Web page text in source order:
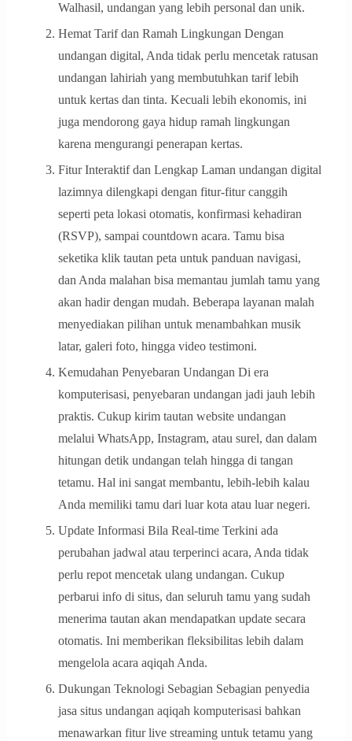
Walhasil, undangan yang lebih personal dan unik.
Hemat Tarif dan Ramah Lingkungan Dengan
undangan digital, Anda tidak perlu mencetak ratusan
undangan lahiriah yang membutuhkan tarif lebih
untuk kertas dan tinta. Kecuali lebih ekonomis, ini
juga mendorong gaya hidup ramah lingkungan
karena mengurangi penerapan kertas.
Fitur Interaktif dan Lengkap Laman undangan digital
lazimnya dilengkapi dengan fitur-fitur canggih
seperti peta lokasi otomatis, konfirmasi kehadiran
(RSVP), sampai countdown acara. Tamu bisa
seketika klik tautan peta untuk panduan navigasi,
dan Anda malahan bisa memantau jumlah tamu yang
akan hadir dengan mudah. Beberapa layanan malah
menyediakan pilihan untuk menambahkan musik
latar, galeri foto, hingga video testimoni.
Kemudahan Penyebaran Undangan Di era
komputerisasi, penyebaran undangan jadi jauh lebih
praktis. Cukup kirim tautan website undangan
melalui WhatsApp, Instagram, atau surel, dan dalam
hitungan detik undangan telah hingga di tangan
tetamu. Hal ini sangat membantu, lebih-lebih kalau
Anda memiliki tamu dari luar kota atau luar negeri.
Update Informasi Bila Real-time Terkini ada
perubahan jadwal atau terperinci acara, Anda tidak
perlu repot mencetak ulang undangan. Cukup
perbarui info di situs, dan seluruh tamu yang sudah
menerima tautan akan mendapatkan update secara
otomatis. Ini memberikan fleksibilitas lebih dalam
mengelola acara aqiqah Anda.
Dukungan Teknologi Sebagian Sebagian penyedia
jasa situs undangan aqiqah komputerisasi bahkan
menawarkan fitur live streaming untuk tetamu yang